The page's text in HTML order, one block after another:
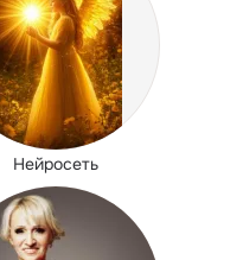
Нейросеть